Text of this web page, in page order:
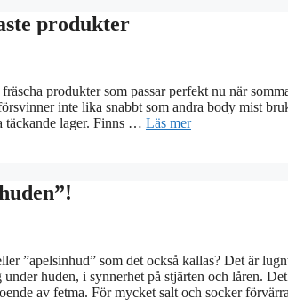
produkter
produkter som passar perfekt nu när
inte lika snabbt som andra body mist
täckande lager. Finns … Läs mer
”apelsinhud” som det också kallas? Det är
huden, i synnerhet på stjärten och låren.
av fetma. För mycket salt och socker